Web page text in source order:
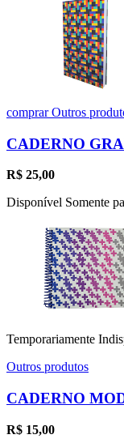
comprarOutros
CADERNO
R$ 25,00
Disponível Somente
Temporariamente
Outros produtos
CADERNO
R$ 15,00